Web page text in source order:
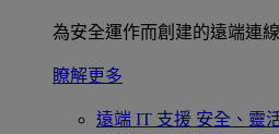
為安全運作而創建的遠端連
瞭解更多
遠端 IT 支援 安全、靈